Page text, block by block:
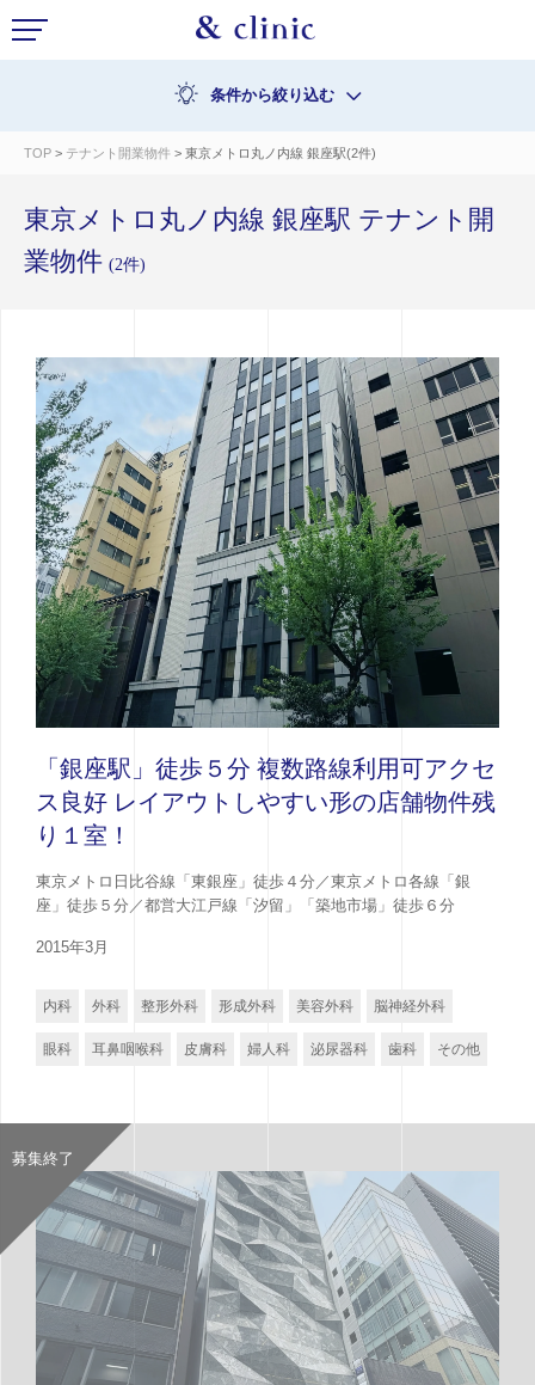
条件から絞り込む
TOP > テナント開業物件 > 東京メトロ丸ノ内線 銀座駅(2件)
東京メトロ丸ノ内線 銀座駅 テナント開
業物件 (2件)
「銀座駅」徒歩５分 複数路線利用可アクセ
ス良好 レイアウトしやすい形の店舗物件残
り１室！
東京メトロ日比谷線「東銀座」徒歩４分／東京メトロ各線「銀
座」徒歩５分／都営大江戸線「汐留」「築地市場」徒歩６分
2015年3月
内科 外科 整形外科 形成外科 美容外科 脳神経外科
眼科 耳鼻咽喉科 皮膚科 婦人科 泌尿器科 歯科 その他
募集終了